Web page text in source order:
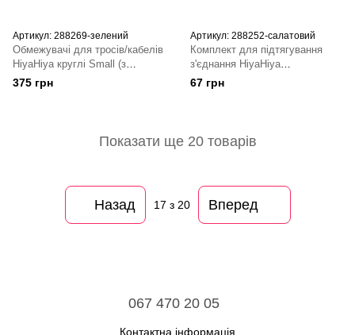
Артикул: 288269-зелений
Обмежувачі для тросів/кабелів
HiyaHiya круглі Small (з
різьбою)
375 грн
Артикул: 288252-салатовий
Комплект для підтягування
з'єднання HiyaHiya
(гумка+ключ)
67 грн
Показати ще 20 товарів
Назад 17 з 20 Вперед
067 470 20 05
Контактна інформація